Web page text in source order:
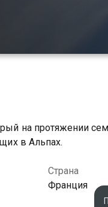
на протяжении
в Альпах.
Страна
Франция